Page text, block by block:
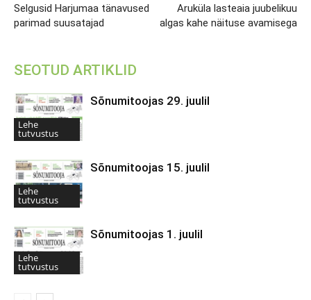
Selgusid Harjumaa tänavused
parimad suusatajad
Aruküla lasteaia juubelikuu
algas kahe näituse avamisega
SEOTUD ARTIKLID
Lehe
tutvustus
Sõnumitoojas 29. juulil
Lehe
tutvustus
Sõnumitoojas 15. juulil
Lehe
tutvustus
Sõnumitoojas 1. juulil